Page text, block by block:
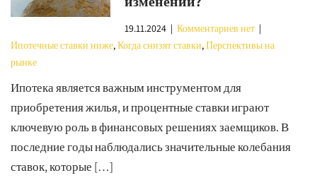
19.11.2024 |Комментариев нет |
Ипотечные ставки ниже,Когда снизят ставки,Перспективы на
рынке
Ипотека является важным инструментом для
приобретения жилья, и процентные ставки играют
ключевую роль в финансовых решениях заемщиков. В
последние годы наблюдались значительные колебания
ставок, которые […]